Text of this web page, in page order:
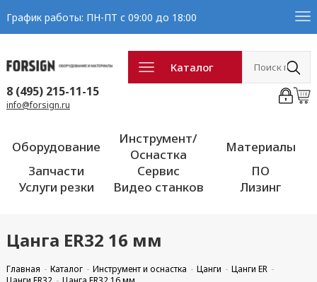
График работы: ПН-ПТ с 09:00 до 18:00
Каталог
8 (495) 215-11-15
info@forsign.ru
Оборудование
Инструмент/
Оснастка
Материалы
Запчасти
Сервис
ПО
Услуги резки
Видео станков Лизинг
Цанга ER32 16 мм
Главная Каталог Инструмент и оснастка Цанги
Цанги ER